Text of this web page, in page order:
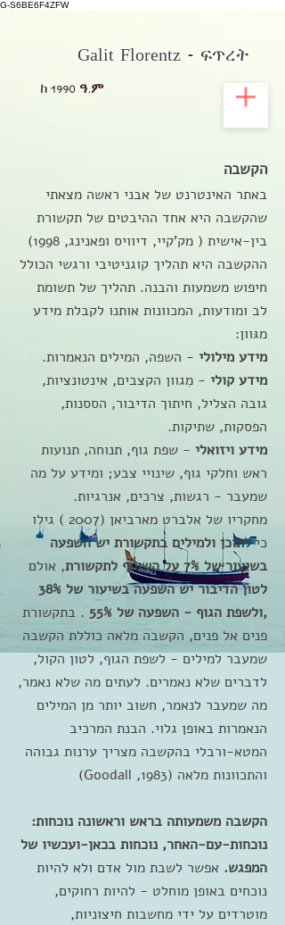
G-S6BE6F4ZFW
ከ 1990 ዓ.ም
Galit Florentz - ፍጥረት
הקשבה
באתר האינטרנט של אבני ראשה מצאתי
שהקשבה היא אחד ההיבטים של תקשורת
בין-אישית ( מק'קיי, דיוויס ופאנינג, 1998)
ההקשבה היא תהליך קוגניטיבי ורגשי הכולל
חיפוש משמעות והבנה. תהליך של תשומת
לב ומודעות, המכוונות אותנו לקבלת מידע
מגּוון:
מידע מילולי - השפה, המילים הנאמרות.
מידע קולי - מִגוון הקצבים, אינטונציות,
גובה הצליל, חיתוך הדיבור, הססנות,
הפסקות, שתיקות.
מידע ויזואלי - שפת גוף, תנוחה, תנועות
ראש וחלקי גוף, שינויי צבע; ומידע על מה
שמעבר - רגשות, צרכים, אנרגיות.
מחקריו של אלברט מארביאן (2007 ) גילו
כילתוכן ולמילים בתקשורת יש השפעה
בשיעור של 7% על השותף לתקשורת
, אולם
לטון הדיבור יש השפעה בשיעור של 38%
,ולשפת הגוף - השפעה של 55%
. בתקשורת
פנים אל פנים, הקשבה מלאה כוללת הקשבה
שמעבר למילים - לשפת הגוף, לטון הקול,
לדברים שלא נאמרים. לעתים מה שלא נאמר,
מה שמעבר לנאמר, חשוב יותר מן המילים
הנאמרות באופן גלוי. הבנת המרכיב
המטא-ורבלי בהקשבה מצריך ערנות גבוהה
והתכוונות מלאה (1983, Goodall)
הקשבה משמעותה בראש וראשונה נוכחות:
נוכחות-עם-האחר, נוכחות בכאן-ועכשיו של
המפגש. אפשר לשבת מול אדם ולא להיות
נוכחים באופן מוחלט - להיות רחוקים,
מוטרדים על ידי מחשבות חיצוניות,